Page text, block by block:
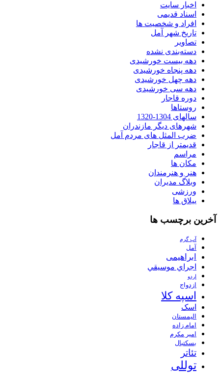
اخبار سایت
اسناد قدیمی
افراد و شخصیت ها
تاریخ شهر آمل
تصاویر
دسته‌بندی نشده
دهه بیست خورشیدی
دهه پنجاه خورشیدی
دهه چهل خورشیدی
دهه سی خورشیدی
دوره قاجار
روستاها
سالهای 1304-1320
شهرهای دیگر مازندران
ضرب المثل های مردم آمل
قدیمتر از قاجار
مراسم
مکان ها
هنر و هنرمندان
وبلاگ مدیران
ورزشی
ییلاق ها
آخرین برچسب ها
آب گرم
آمل
ابراهیمی
اجراي موسيقي
اردو
ازدواج
اسپه کلا
اسک
الیمستان
امام زاده
امیر مکرم
بسکتبال
تئاتر
توللی